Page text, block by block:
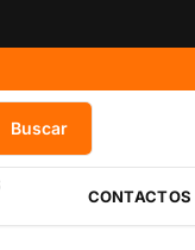
Buscar
CONTACTOS